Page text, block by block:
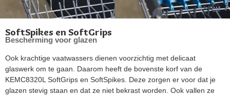
SoftSpikes en SoftGrips
Bescherming voor glazen
Ook krachtige vaatwassers dienen voorzichtig met delicaat
glaswerk om te gaan. Daarom heeft de bovenste korf van de
KEMC8320L SoftGrips en SoftSpikes. Deze zorgen er voor dat je
glazen stevig staan en dat ze niet bekrast worden. Ook vallen ze